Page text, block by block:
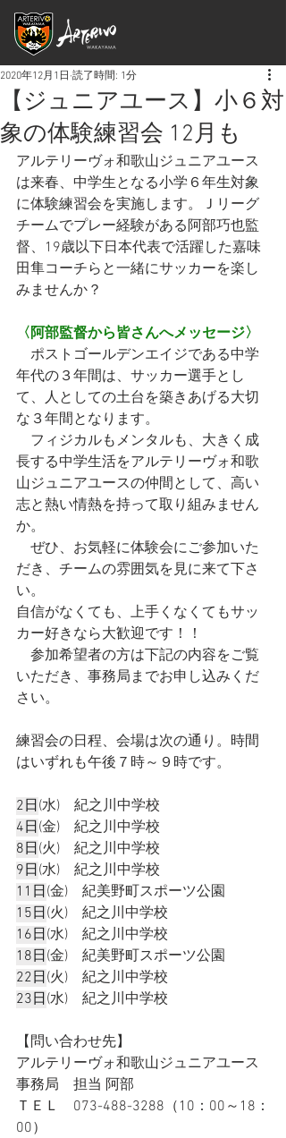
【ジュニアユース】小６対
象の体験練習会 12月も
2020年12月1日 読了時間: 1分
アルテリーヴォ和歌山ジュニアユース
は来春、中学生となる小学６年生対象
に体験練習会を実施します。Ｊリーグ
チームでプレー経験がある阿部巧也監
督、19歳以下日本代表で活躍した嘉味
田隼コーチらと一緒にサッカーを楽し
みませんか？
〈阿部監督から皆さんへメッセージ〉
ポストゴールデンエイジである中学
年代の３年間は、サッカー選手とし
て、人としての土台を築きあげる大切
な３年間となります。
フィジカルもメンタルも、大きく成
長する中学生活をアルテリーヴォ和歌
山ジュニアユースの仲間として、高い
志と熱い情熱を持って取り組みません
か。
ぜひ、お気軽に体験会にご参加いた
だき、チームの雰囲気を見に来て下さ
い。
自信がなくても、上手くなくてもサッ
カー好きなら大歓迎です！！
参加希望者の方は下記の内容をご覧
いただき、事務局までお申し込みくだ
さい。
練習会の日程、会場は次の通り。時間
はいずれも午後７時～９時です。
2日 (水)　紀之川中学校
4日 (金)　紀之川中学校
8日 (火)　紀之川中学校
9日 (水)　紀之川中学校
11日 (金)　紀美野町スポーツ公園
15日 (火)　紀之川中学校
16日 (水)　紀之川中学校
18日 (金)　紀美野町スポーツ公園
22日 (火)　紀之川中学校
23日 (水)　紀之川中学校
【問い合わせ先】
アルテリーヴォ和歌山ジュニアユース
事務局　担当 阿部
ＴＥＬ　073-488-3288（10：00～18：
00）